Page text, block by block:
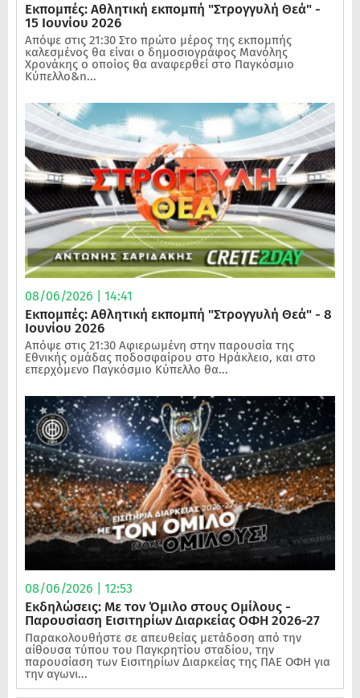
Εκπομπές: Αθλητική εκπομπή "Στρογγυλή Θεά" -
15 Ιουνίου 2026
Απόψε στις 21:30 Στο πρώτο μέρος της εκπομπής
καλεσμένος θα είναι ο δημοσιογράφος Μανόλης
Χρονάκης ο οποίος θα αναφερθεί στο Παγκόσμιο
Κύπελλο&n...
08/06/2026 | 14:41
Εκπομπές: Αθλητική εκπομπή "Στρογγυλή Θεά" - 8
Ιουνίου 2026
Απόψε στις 21:30 Αφιερωμένη στην παρουσία της
Εθνικής ομάδας ποδοσφαίρου στο Ηράκλειο, και στο
επερχόμενο Παγκόσμιο Κύπελλο θα...
08/06/2026 | 12:53
Εκδηλώσεις: Με τον Όμιλο στους Ομίλους -
Παρουσίαση Εισιτηρίων Διαρκείας ΟΦΗ 2026-27
Παρακολουθήστε σε απευθείας μετάδοση από την
αίθουσα τύπου του Παγκρητίου σταδίου, την
παρουσίαση των Εισιτηρίων Διαρκείας της ΠΑΕ ΟΦΗ για
την αγωνι...